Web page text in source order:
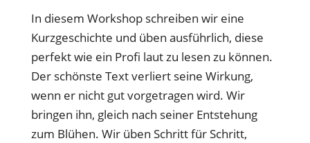
In diesem Workshop schreiben wir eine
Kurzgeschichte und üben ausführlich, diese
perfekt wie ein Profi laut zu lesen zu können.
Der schönste Text verliert seine Wirkung,
wenn er nicht gut vorgetragen wird. Wir
bringen ihn, gleich nach seiner Entstehung
zum Blühen. Wir üben Schritt für Schritt,